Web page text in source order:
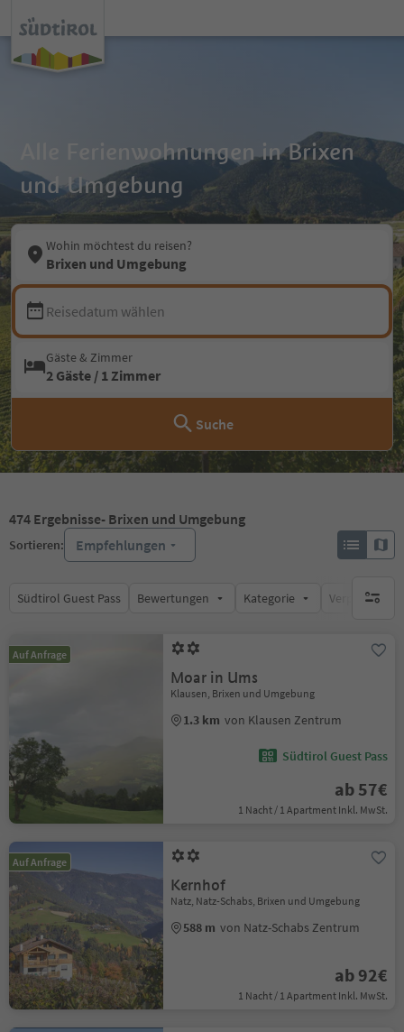
Alle Ferienwohnungen in Brixen
und Umgebung
Wohin möchtest du reisen?
Brixen und Umgebung
Reisedatum wählen
Gäste & Zimmer
2 Gäste / 1 Zimmer
Suche
474 Ergebnisse- Brixen und Umgebung
Sortieren: Empfehlungen
Südtirol Guest Pass Bewertungen Kategorie keine
Auf Anfrage
Moar in Ums
Klausen, Brixen und Umgebung
1.3 km von Klausen Zentrum
Südtirol Guest Pass
ab 57€
1 Nacht / 1 Apartment Inkl. MwSt.
Auf Anfrage
Kernhof
Natz, Natz-Schabs, Brixen und Umgebung
588 m von Natz-Schabs Zentrum
ab 92€
1 Nacht / 1 Apartment Inkl. MwSt.